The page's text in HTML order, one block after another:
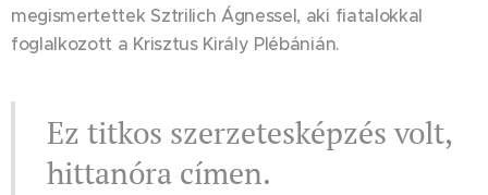
megismertettek Sztrilich Ágnessel, aki fiatalokkal
foglalkozott a Krisztus Király Plébánián.
Ez titkos szerzetesképzés volt,
hittanóra címen.